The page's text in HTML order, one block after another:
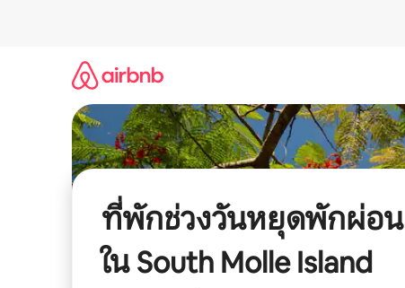
ที่พักช่วงวันหยุดพักผ่อน
ใน South Molle Island